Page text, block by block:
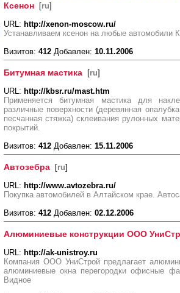
Ксенон [ru]
URL: http://xenon-moscow.ru/
Устанавливаем ксенон на любые автомобили
Визитов: 412 Добавлен: 10.11.2006
Битумная мастика [ru]
URL: http://kbsr.ru/mast.htm
Применяется битумная мастика для
различные поверхности (деревянная
песчанная стяжка) склеивания рулонных
покрытий.
Визитов: 412 Добавлен: 15.11.2006
Автозебра [ru]
URL: http://www.avtozebra.ru/
Покупка автомобилей в Алтайском крае.
Визитов: 412 Добавлен: 02.12.2006
Алюминиевые конструкции ООО
URL: http://ak-unistroy.ru
Компания ООО УниСтрой предлагает
алюминиевые окна перегородки офисные
Видное